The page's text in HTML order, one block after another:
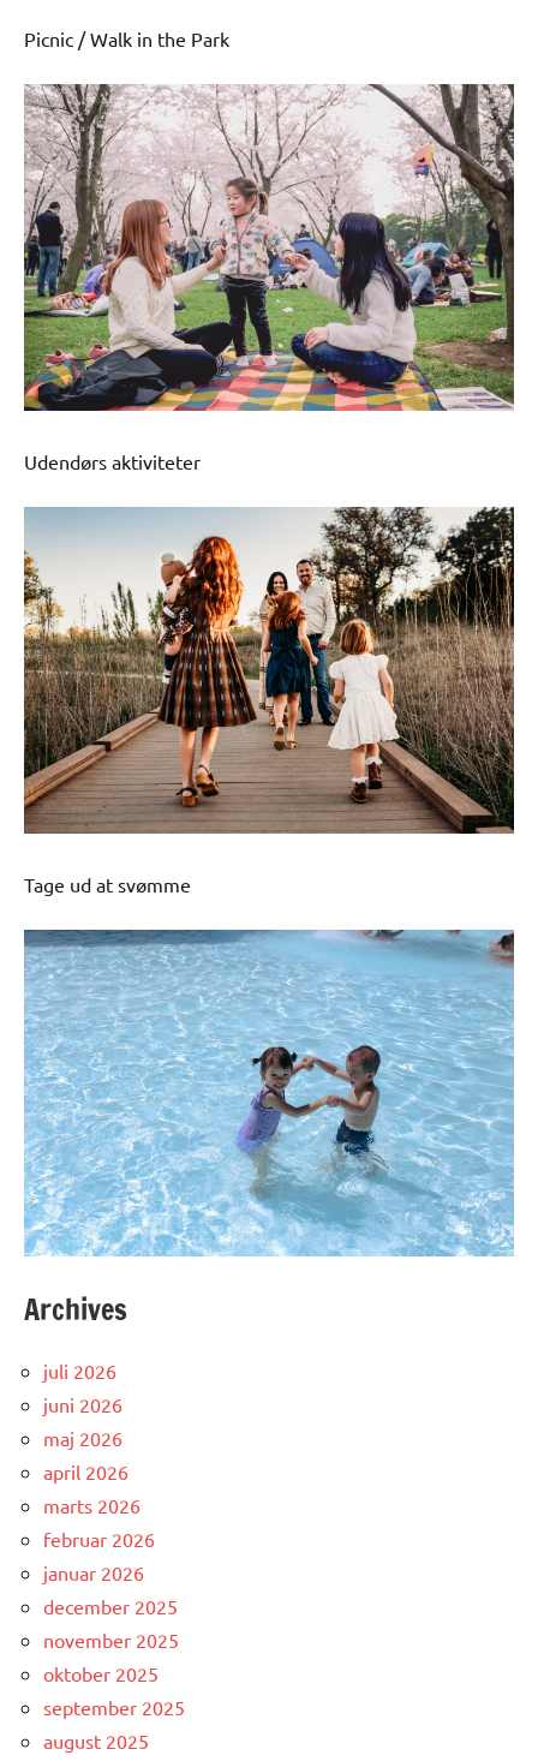
Picnic / Walk in the Park
Udendørs aktiviteter
Tage ud at svømme
Archives
juli 2026
juni 2026
maj 2026
april 2026
marts 2026
februar 2026
januar 2026
december 2025
november 2025
oktober 2025
september 2025
august 2025